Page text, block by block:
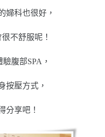
婦科也很好，
不舒服呢！
腹部SPA，
按壓方式，
分享吧！